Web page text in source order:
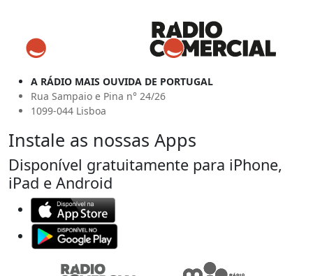
A RÁDIO MAIS OUVIDA DE PORTUGAL
Rua Sampaio e Pina n° 24/26
1099-044 Lisboa
Instale as nossas Apps
Disponível gratuitamente para iPhone,
iPad e Android